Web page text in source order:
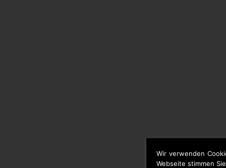
Wir verwenden
Webseite stimmen